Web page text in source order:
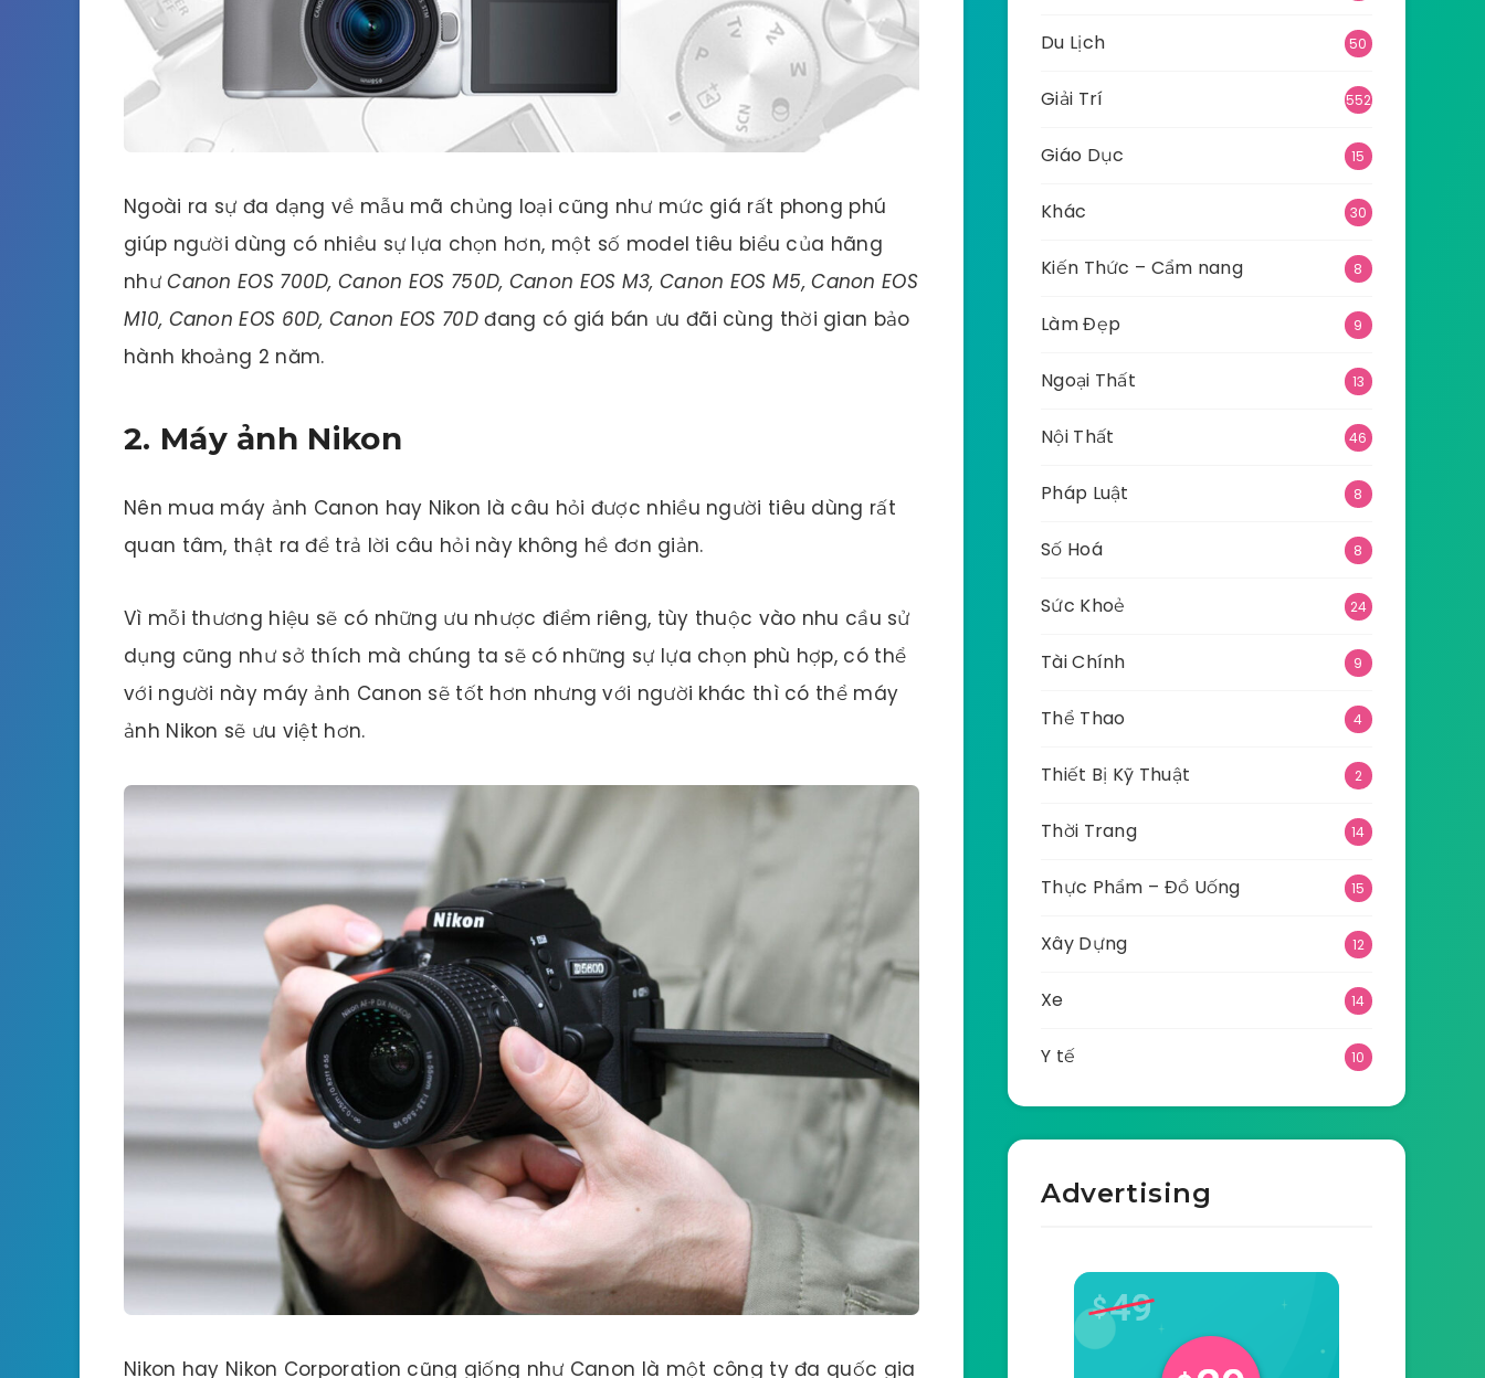
Ngoài ra sự đa dạng về mẫu mã chủng loại cũng như mức giá rất phong phú
giúp người dùng có nhiều sự lựa chọn hơn, một số model tiêu biểu của hãng
nhưCanon EOS 700D, Canon EOS 750D, Canon EOS M3, Canon EOS M5, Canon EOS
M10, Canon EOS 60D, Canon EOS 70Dđang có giá bán ưu đãi cùng thời gian bảo
hành khoảng 2 năm.
2. Máy ảnh Nikon
Nên mua máy ảnh Canon hay Nikon là câu hỏi được nhiều người tiêu dùng rất
quan tâm, thật ra để trả lời câu hỏi này không hề đơn giản.
Vì mỗi thương hiệu sẽ có những ưu nhược điểm riêng, tùy thuộc vào nhu cầu sử
dụng cũng như sở thích mà chúng ta sẽ có những sự lựa chọn phù hợp, có thể
với người này máy ảnh Canon sẽ tốt hơn nhưng với người khác thì có thể máy
ảnh Nikon sẽ ưu việt hơn.
Nikon hay Nikon Corporation cũng giống như Canon là một công ty đa quốc gia
Du Lịch 50
Giải Trí 552
Giáo Dục 15
Khác 30
Kiến Thức – Cẩm nang 8
Làm Đẹp 9
Ngoại Thất 13
Nội Thất 46
Pháp Luật 8
Số Hoá 8
Sức Khoẻ 24
Tài Chính 9
Thể Thao 4
Thiết Bị Kỹ Thuật 2
Thời Trang 14
Thực Phẩm – Đồ Uống 15
Xây Dựng 12
Xe 14
Y tế 10
Advertising